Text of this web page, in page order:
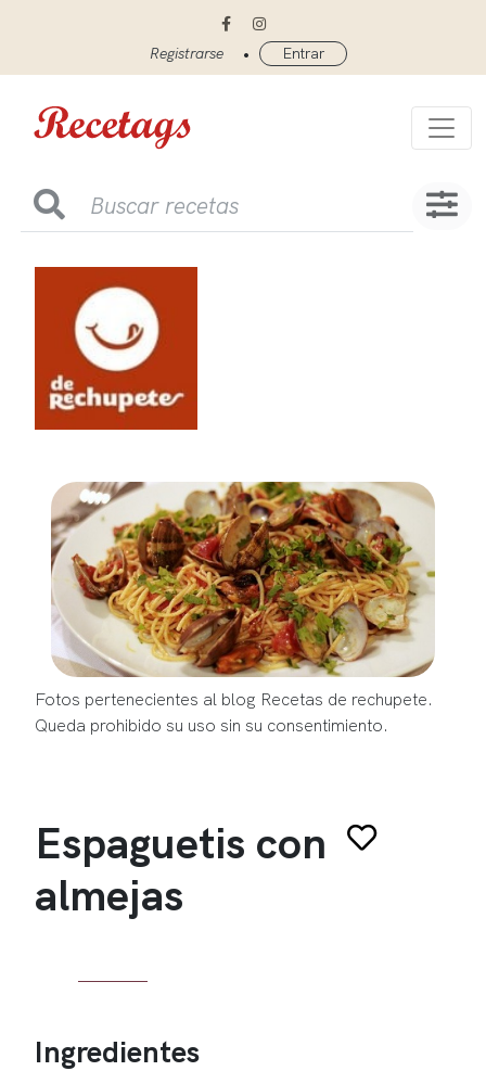
Registrarse • Entrar
Fotos pertenecientes al blog Recetas de rechupete.
Queda prohibido su uso sin su consentimiento.
Espaguetis con
almejas
Ingredientes